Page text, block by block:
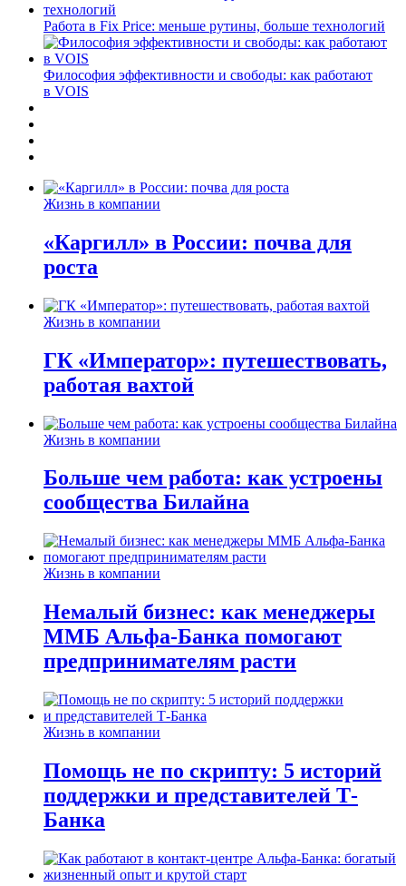
Работа в Fix Price: меньше рутины, больше технологий
Философия эффективности и свободы: как работают
в VOIS
Жизнь в компании
«Каргилл» в России: почва для
роста
Жизнь в компании
ГК «Император»: путешествовать,
работая вахтой
Жизнь в компании
Больше чем работа: как устроены
сообщества Билайна
Жизнь в компании
Немалый бизнес: как менеджеры
ММБ Альфа-Банка помогают
предпринимателям расти
Жизнь в компании
Помощь не по скрипту: 5 историй
поддержки и представителей Т-
Банка